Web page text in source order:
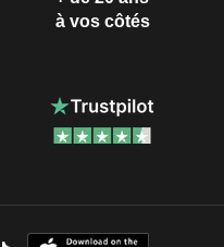
à vos côtés